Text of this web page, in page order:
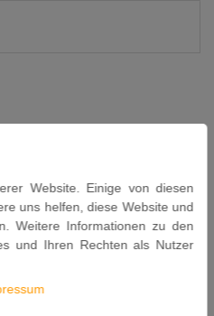
Website. Einige von diesen
uns helfen, diese Website und
Weitere Informationen zu den
und Ihren Rechten als Nutzer